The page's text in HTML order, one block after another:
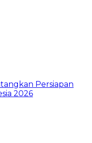
Persiapan
2026